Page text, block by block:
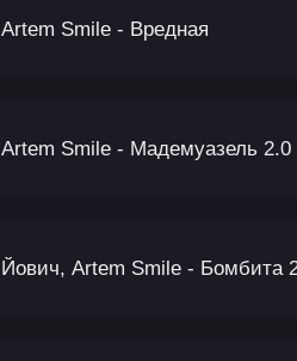
Artem Smile - Вредная
Artem Smile - Мадемуазель 2.0
Йович, Artem Smile - Бомбита